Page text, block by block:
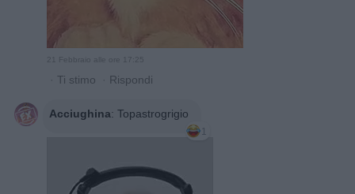
21 Febbraio alle ore 17:25
· Ti stimo · Rispondi
Acciughina: Topastrogrigio
1